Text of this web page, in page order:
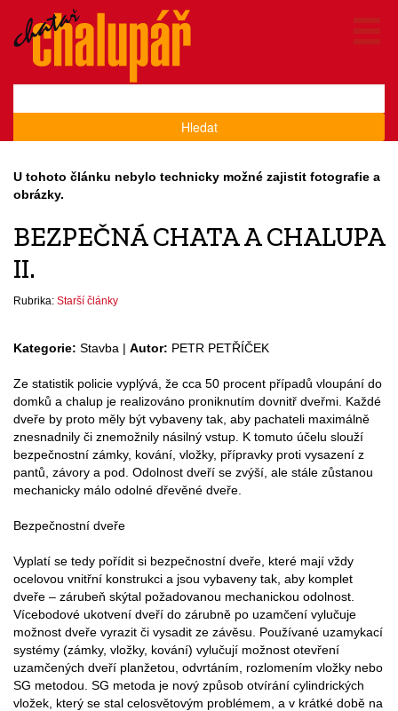
Hledat
U tohoto článku nebylo technicky možné zajistit fotografie a
obrázky.
BEZPEČNÁ CHATA A CHALUPA
II.
Rubrika: Starší články
Kategorie: Stavba | Autor: PETR PETŘÍČEK
Ze statistik policie vyplývá, že cca 50 procent případů vloupání do
domků a chalup je realizováno proniknutím dovnitř dveřmi. Každé
dveře by proto měly být vybaveny tak, aby pachateli maximálně
znesnadnily či znemožnily násilný vstup. K tomuto účelu slouží
bezpečnostní zámky, kování, vložky, přípravky proti vysazení z
pantů, závory a pod. Odolnost dveří se zvýší, ale stále zůstanou
mechanicky málo odolné dřevěné dveře.
Bezpečnostní dveře
Vyplatí se tedy pořídit si bezpečnostní dveře, které mají vždy
ocelovou vnitřní konstrukci a jsou vybaveny tak, aby komplet
dveře – zárubeň skýtal požadovanou mechanickou odolnost.
Vícebodové ukotvení dveří do zárubně po uzamčení vylučuje
možnost dveře vyrazit či vysadit ze závěsu. Používané uzamykací
systémy (zámky, vložky, kování) vylučují možnost otevření
uzamčených dveří planžetou, odvrtáním, rozlomením vložky nebo
SG metodou. SG metoda je nový způsob otvírání cylindrických
vložek, který se stal celosvětovým problémem, a v krátké době na